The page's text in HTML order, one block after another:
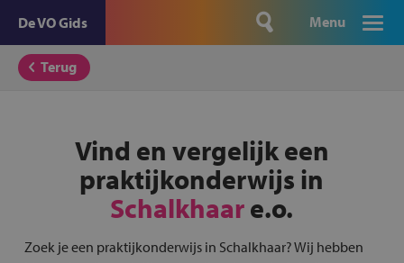
De VO Gids Menu
Terug
Vind en vergelijk een
praktijkonderwijs in
Schalkhaare.o.
Zoek je een praktijkonderwijs in Schalkhaar? Wij hebben